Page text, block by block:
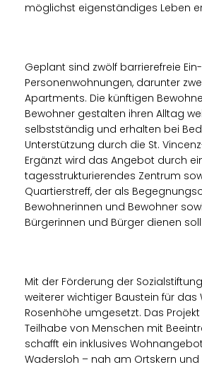
möglichst eigenständiges Leben
Geplant sind zwölf barrierefreie Ein-
Personenwohnungen, darunter
Apartments. Die künftigen
Bewohner gestalten ihren Alltag
selbstständig und erhalten bei
Unterstützung durch die St.
Ergänzt wird das Angebot durch
tagesstrukturierendes Zentrum
Quartierstreff, der als
Bewohnerinnen und Bewohner
Bürgerinnen und Bürger dienen soll.
Mit der Förderung der Sozialstiftung
weiterer wichtiger Baustein für das
Rosenhöhe umgesetzt. Das
Teilhabe von Menschen mit
schafft ein inklusives
Wadersloh – nah am Ortskern